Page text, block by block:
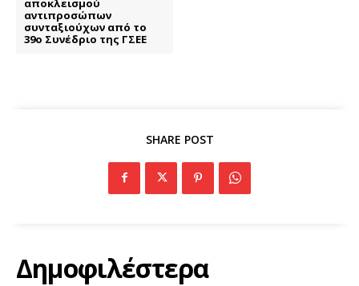
αποκλεισμού
αντιπροσώπων
συνταξιούχων από το
39ο Συνέδριο της ΓΣΕΕ
SHARE POST
Δημοφιλέστερα